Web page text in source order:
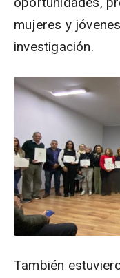
mujeres y
investigación.
También